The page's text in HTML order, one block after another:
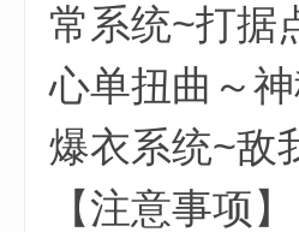
常系统~打据
心单扭曲～
爆衣系统~敌
【注意事项】